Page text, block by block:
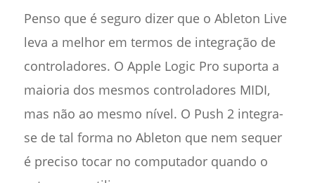
Penso que é seguro dizer que o Ableton Live
leva a melhor em termos de integração de
controladores. O Apple Logic Pro suporta a
maioria dos mesmos controladores MIDI,
mas não ao mesmo nível. O Push 2 integra-
se de tal forma no Ableton que nem sequer
é preciso tocar no computador quando o